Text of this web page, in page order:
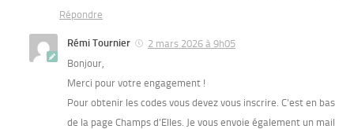
Répondre
Rémi Tournier
2 mars 2026 à 9h05
Bonjour,
Merci pour votre engagement !
Pour obtenir les codes vous devez vous inscrire. C’est en bas
de la page Champs d’Elles. Je vous envoie également un mail